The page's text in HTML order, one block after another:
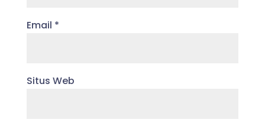
Email *
Situs Web